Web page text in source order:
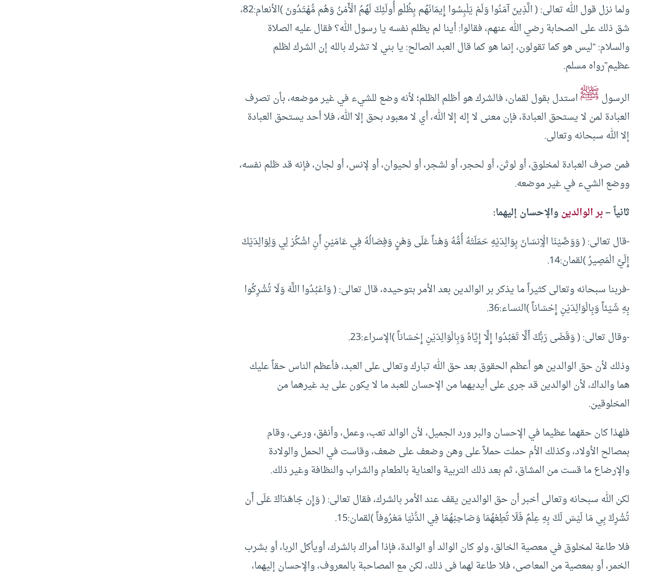
ولما نزل قول الله تعالى: ( الَّذِينَ آمَنُوا وَلَمْ يَلْبِسُوا إِيمَانَهُم بِظُلْمٍ أُولَئِكَ لَهُمُ الْأَمْنُ وَهُم مُّهْتَدُونَ )الأنعام:82،
شق ذلك على الصحابة رضي الله عنهم، فقالوا: أينا لم يظلم نفسه يا رسول الله؟ فقال عليه الصلاة
والسلام: “ليس هو كما تقولون، إنما هو كما قال العبد الصالح: يا بني لا تشرك بالله إن الشرك لظلم
عظيم”رواه مسلم.
الرسولﷺاستدل بقول لقمان، فالشرك هو أظلم الظلم؛ لأنه وضع للشيء في غير موضعه، بأن تصرف
العبادة لمن لا يستحق العبادة، فإن معنى لا إله إلا الله، أي لا معبود بحق إلا الله، فلا أحد يستحق العبادة
إلا الله سبحانه وتعالى.
فمن صرف العبادة لمخلوق، أو لوثن، أو لحجر، أو لشجر، أو لحيوان، أو لإنس، أو لجان، فإنه قد ظلم نفسه،
ووضع الشيء في غير موضعه.
ثانياً –بر الوالدينوالإحسان إليهما:
-قال تعالى: ( وَوَصَّيْنَا الْإِنسَانَ بِوَالِدَيْهِ حَمَلَتْهُ أُمُّهُ وَهْناً عَلَى وَهْنٍ وَفِصَالُهُ فِي عَامَيْنِ أَنِ اشْكُرْ لِي وَلِوَالِدَيْكَ
إِلَيَّ الْمَصِيرُ )لقمان:14.
-فربنا سبحانه وتعالى كثيراً ما يذكر بر الوالدين بعد الأمر بتوحيده، قال تعالى: ( وَاعْبُدُوا اللَّهَ وَلَا تُشْرِكُوا
بِهِ شَيْئاً وَبِالْوَالِدَيْنِ إِحْسَاناً )النساء:36.
-وقال تعالى: ( وَقَضَى رَبُّكَ أَلَّا تَعْبُدُوا إِلَّا إِيَّاهُ وَبِالْوَالِدَيْنِ إِحْسَاناً )الإسراء:23.
وذلك لأن حق الوالدين هو أعظم الحقوق بعد حق الله تبارك وتعالى على العبد، فأعظم الناس حقاً عليك
هما والداك، لأن الوالدين قد جرى على أيديهما من الإحسان للعبد ما لا يكون على يد غيرهما من
المخلوقين.
فلهذا كان حقهما عظيما في الإحسان والبر ورد الجميل، لأن الوالد تعب، وعمل، وأنفق، ورعى، وقام
بمصالح الأولاد، وكذلك الأم حملت حملاً على وهن وضعف على ضعف، وقاست في الحمل والولادة
والإرضاع ما قست من المشاق، ثم بعد ذلك التربية والعناية بالطعام والشراب والنظافة وغير ذلك.
لكن الله سبحانه وتعالى أخبر أن حق الوالدين يقف عند الأمر بالشرك، فقال تعالى: ( وَإِن جَاهَدَاكَ عَلَى أَن
تُشْرِكَ بِي مَا لَيْسَ لَكَ بِهِ عِلْمٌ فَلَا تُطِعْهُمَا وَصَاحِبْهُمَا فِي الدُّنْيَا مَعْرُوفاً )لقمان:15.
فلا طاعة لمخلوق في معصية الخالق، ولو كان الوالد أو الوالدة، فإذا أمراك بالشرك، أويأكل الربا، أو بشرب
الخمر، أو بمعصية من المعاصي، فلا طاعة لهما في ذلك، لكن مع المصاحبة بالمعروف، والإحسان إليهما،